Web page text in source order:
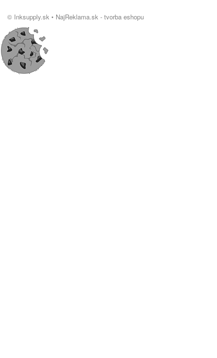
© Inksupply.sk • NajReklama.sk - tvorba eshopu